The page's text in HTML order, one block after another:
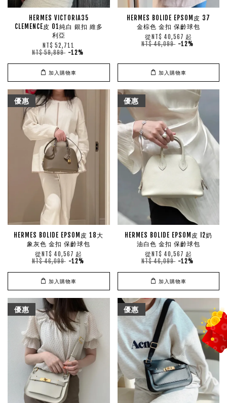
HERMES VICTORIA35
CLEMENCE皮 01純白 銀扣 維多
利亞
NT$ 52,711
NT$ 59,899 -12%
加入購物車
HERMES BOLIDE EPSOM皮 37
金棕色 金扣 保齡球包
從 NT$ 40,567 起
NT$ 46,099 -12%
加入購物車
優惠
HERMES BOLIDE EPSOM皮 18大
象灰色 金扣 保齡球包
從 NT$ 40,567 起
NT$ 46,099 -12%
加入購物車
優惠
HERMES BOLIDE EPSOM皮 I2奶
油白色 金扣 保齡球包
從 NT$ 40,567 起
NT$ 46,099 -12%
加入購物車
優惠 優惠